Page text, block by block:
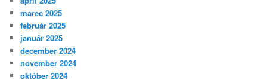
marec 2025
február 2025
január 2025
december 2024
november 2024
október 2024